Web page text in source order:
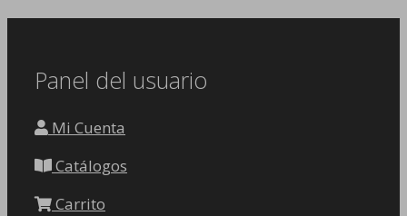
Panel del usuario
Mi Cuenta
Catálogos
Carrito